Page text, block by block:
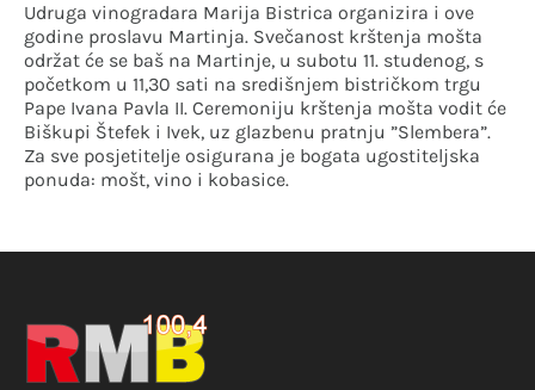
Udruga vinogradara Marija Bistrica organizira i ove
godine proslavu Martinja. Svečanost krštenja mošta
održat će se baš na Martinje, u subotu 11. studenog, s
početkom u 11,30 sati na središnjem bistričkom trgu
Pape Ivana Pavla II. Ceremoniju krštenja mošta vodit će
Biškupi Štefek i Ivek, uz glazbenu pratnju ”Slembera”.
Za sve posjetitelje osigurana je bogata ugostiteljska
ponuda: mošt, vino i kobasice.